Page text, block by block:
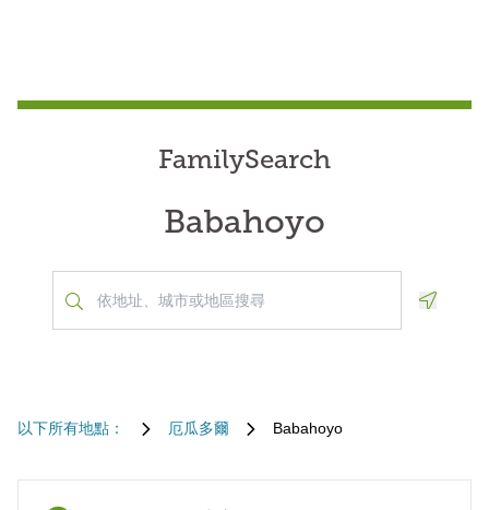
FamilySearch
Babahoyo
以下所有地點： 厄瓜多爾 Babahoyo